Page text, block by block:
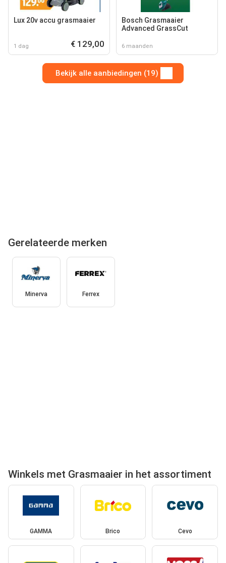
Lux 20v accu grasmaaier
1 dag € 129,00
Bosch Grasmaaier
Advanced GrassCut
6 maanden
Bekijk alle aanbiedingen (19)
Gerelateerde merken
Minerva Ferrex
Winkels met Grasmaaier in het assortiment
GAMMA Brico Cevo